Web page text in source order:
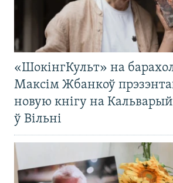
«ШокінгКульт» на
Максім Жбанкоў
новую кнігу на
ў Вільні